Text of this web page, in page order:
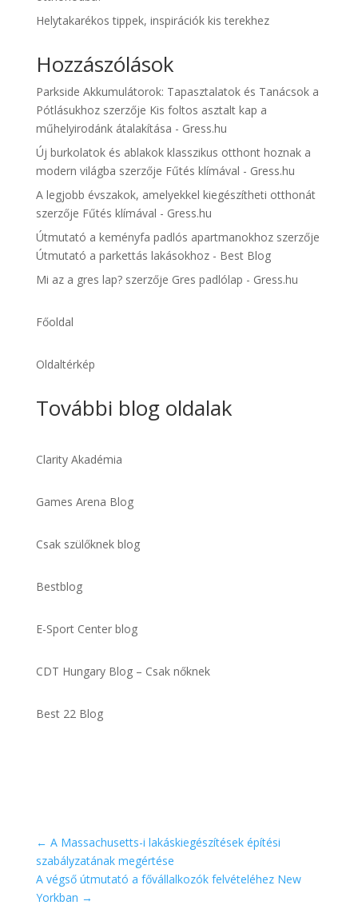
Helytakarékos tippek, inspirációk kis terekhez
Hozzászólások
Parkside Akkumulátorok: Tapasztalatok és Tanácsok a
Pótlásukhozszerzője Kis foltos asztalt kap a
műhelyirodánk átalakítása - Gress.hu
Új burkolatok és ablakok klasszikus otthont hoznak a
modern világba szerzője Fűtés klímával - Gress.hu
A legjobb évszakok, amelyekkel kiegészítheti otthonát
szerzője Fűtés klímával - Gress.hu
Útmutató a keményfa padlós apartmanokhozszerzője
Útmutató a parkettás lakásokhoz - Best Blog
Mi az a gres lap?szerzője Gres padlólap - Gress.hu
Főoldal
Oldaltérkép
További blog oldalak
Clarity Akadémia
Games Arena Blog
Csak szülőknek blog
Bestblog
E-Sport Center blog
CDT Hungary Blog – Csak nőknek
Best 22 Blog
← A Massachusetts-i lakáskiegészítések építési
szabályzatának megértése
A végső útmutató a fővállalkozók felvételéhez New
Yorkban →